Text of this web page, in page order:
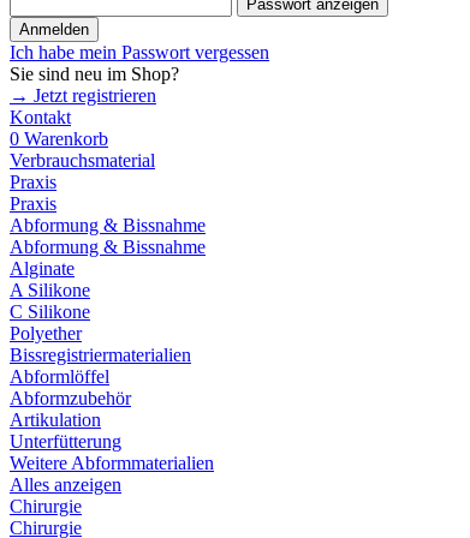
Passwort anzeigen
Anmelden
Ich habe mein Passwort vergessen
Sie sind neu im Shop?
→ Jetzt registrieren
Kontakt
0 Warenkorb
Verbrauchsmaterial
Praxis
Praxis
Abformung & Bissnahme
Abformung & Bissnahme
Alginate
A Silikone
C Silikone
Polyether
Bissregistriermaterialien
Abformlöffel
Abformzubehör
Artikulation
Unterfütterung
Weitere Abformmaterialien
Alles anzeigen
Chirurgie
Chirurgie